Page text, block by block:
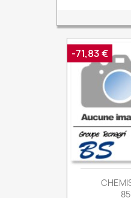
-71,83 €